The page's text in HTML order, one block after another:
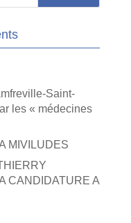
Saint-
les « médecines
MIVILUDES
CANDIDATURE A